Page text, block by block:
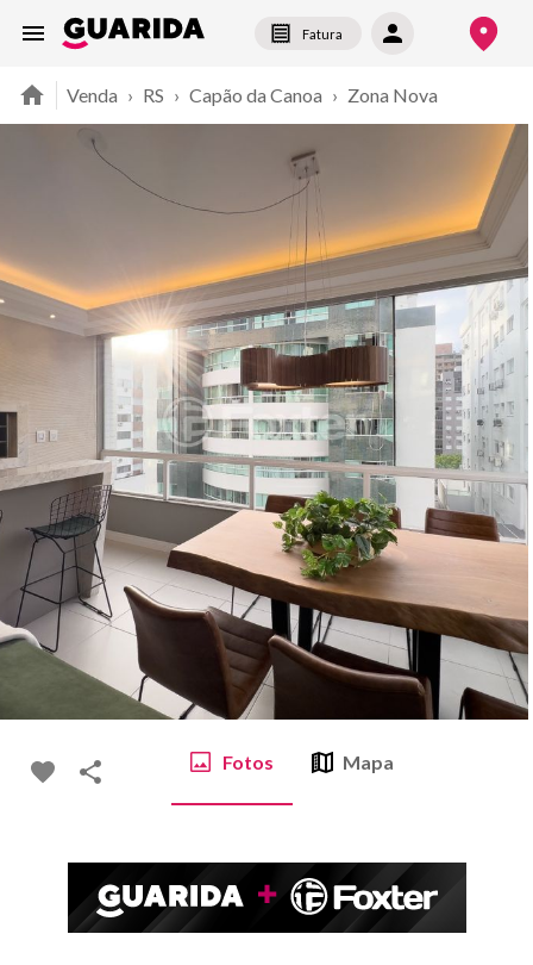
Fatura
Venda › RS › Capão da Canoa › Zona Nova
Fotos Mapa